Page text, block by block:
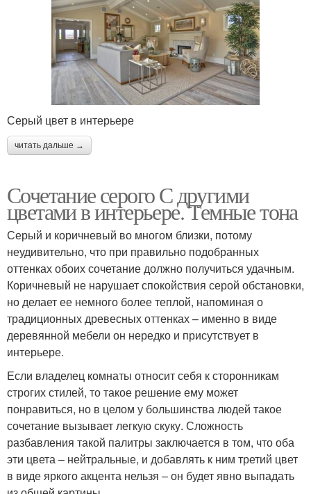
Серый цвет в интерьере
читать дальше →
Сочетание серого С другими
цветами в интерьере. Темные тона
Серый и коричневый во многом близки, потому
неудивительно, что при правильно подобранных
оттенках обоих сочетание должно получиться удачным.
Коричневый не нарушает спокойствия серой обстановки,
но делает ее немного более теплой, напоминая о
традиционных древесных оттенках – именно в виде
деревянной мебели он нередко и присутствует в
интерьере.
Если владелец комнаты относит себя к сторонникам
строгих стилей, то такое решение ему может
понравиться, но в целом у большинства людей такое
сочетание вызывает легкую скуку. Сложность
разбавления такой палитры заключается в том, что оба
эти цвета – нейтральные, и добавлять к ним третий цвет
в виде яркого акцента нельзя – он будет явно выпадать